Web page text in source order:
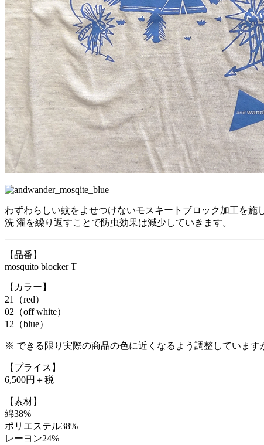
わずわらしい蚊をよせつけないモスキートブロック加工を
洗 濯を繰り返すことで防虫効果は減少していきます。
【品番】
mosquito blocker T
【カラー】
21（red）
02（off white）
12（blue）
※ できる限り実際の商品の色に近くなるよう調整していま
【プライス】
6,500円＋税
【素材】
綿38%
ポリエステル38%
レーヨン24%